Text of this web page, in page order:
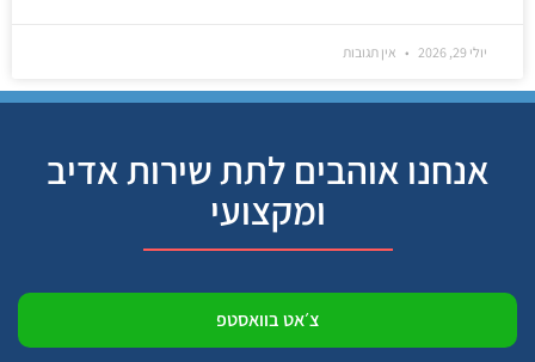
יולי 29, 2026 אין תגובות
אנחנו אוהבים לתת שירות אדיב
ומקצועי
צ׳אט בוואסטפ